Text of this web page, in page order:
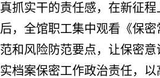
真抓实干的责任感，在新征
后，全馆职工集中观看《保
范和风险防范要点，让保密
实档案保密工作政治责任，